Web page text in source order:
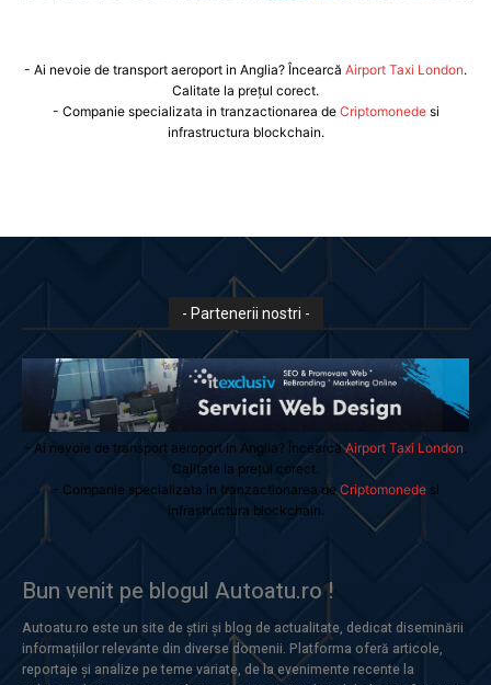
- Ai nevoie de transport aeroport in Anglia? Încearcă Airport Taxi London.
Calitate la prețul corect.
- Companie specializata in tranzactionarea de Criptomonedesi
infrastructura blockchain.
- Partenerii nostri -
- Ai nevoie de transport aeroport in Anglia? ÎncearcăAirport Taxi London
Calitate la prețul corect.
- Companie specializata in tranzactionarea deCriptomonedesi
infrastructura blockchain.
Bun venit pe blogul Autoatu.ro !
Autoatu.ro este un site de știri și blog de actualitate, dedicat diseminării
informațiilor relevante din diverse domenii. Platforma oferă articole,
reportaje și analize pe teme variate, de la evenimente recente la